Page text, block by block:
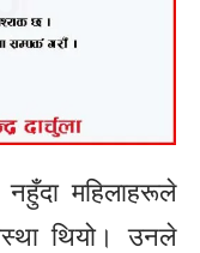
महिलाहरूले
थियो। उनले